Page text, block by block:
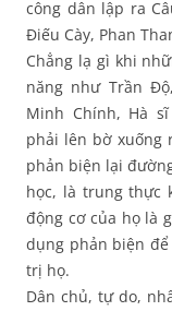
công dân lập ra
Điếu Cày, Phan
Chẳng lạ gì khi
năng như Trần
Minh Chính, Hà
phải lên bờ xuống
phản biện lại
học, là trung thực
động cơ của họ là
dụng phản biện
trị họ.
Dân chủ, tự do,